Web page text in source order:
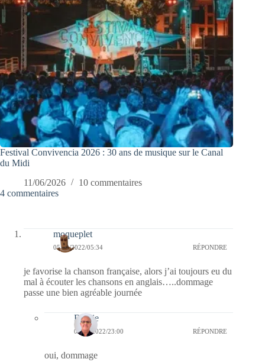
Festival Convivencia 2026 : 30 ans de musique sur le Canal
du Midi
11/06/2026
10 commentaires
4 commentaires
moqueplet
05/12/2022/05:34 RÉPONDRE
je favorise la chanson française, alors j’ai toujours eu du
mal à écouter les chansons en anglais…..dommage
passe une bien agréable journée
Bernie
05/12/2022/23:00 RÉPONDRE
oui, dommage